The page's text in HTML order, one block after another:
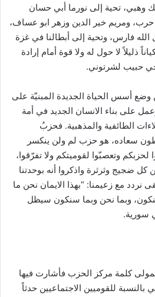
وهبي، تحية إلى نورما أبي حسان
ومريم خير الدين وزهر ابو عساف،
فارس، وتحية إلى أبطالنا في غزة
ذليلاً لا حول له ولا قوة أمام إرادة
حبيب لشرتوني.
وضع أسس الحياة الجديدة المبنيّة على
على بناء الانسان الجديد في أمة
الطائفية والمذهبية. فحزبُ
سعاده، هو حزب لم ولن ينكسر
لحزبكم وتعصبّوا لقوميتكم ولا تفرّقوا،
كل ضجيج وثرثرة واذكروا أنه بوحدتنا
نردد مع زعيمنا: “بهذا الايمان نحن ما
وبما نحن وبما سنكون سيظل
سورية.
كلمة مركز الحزب فأشارت فيها
للقوميين الاجتماعيين حدثاً